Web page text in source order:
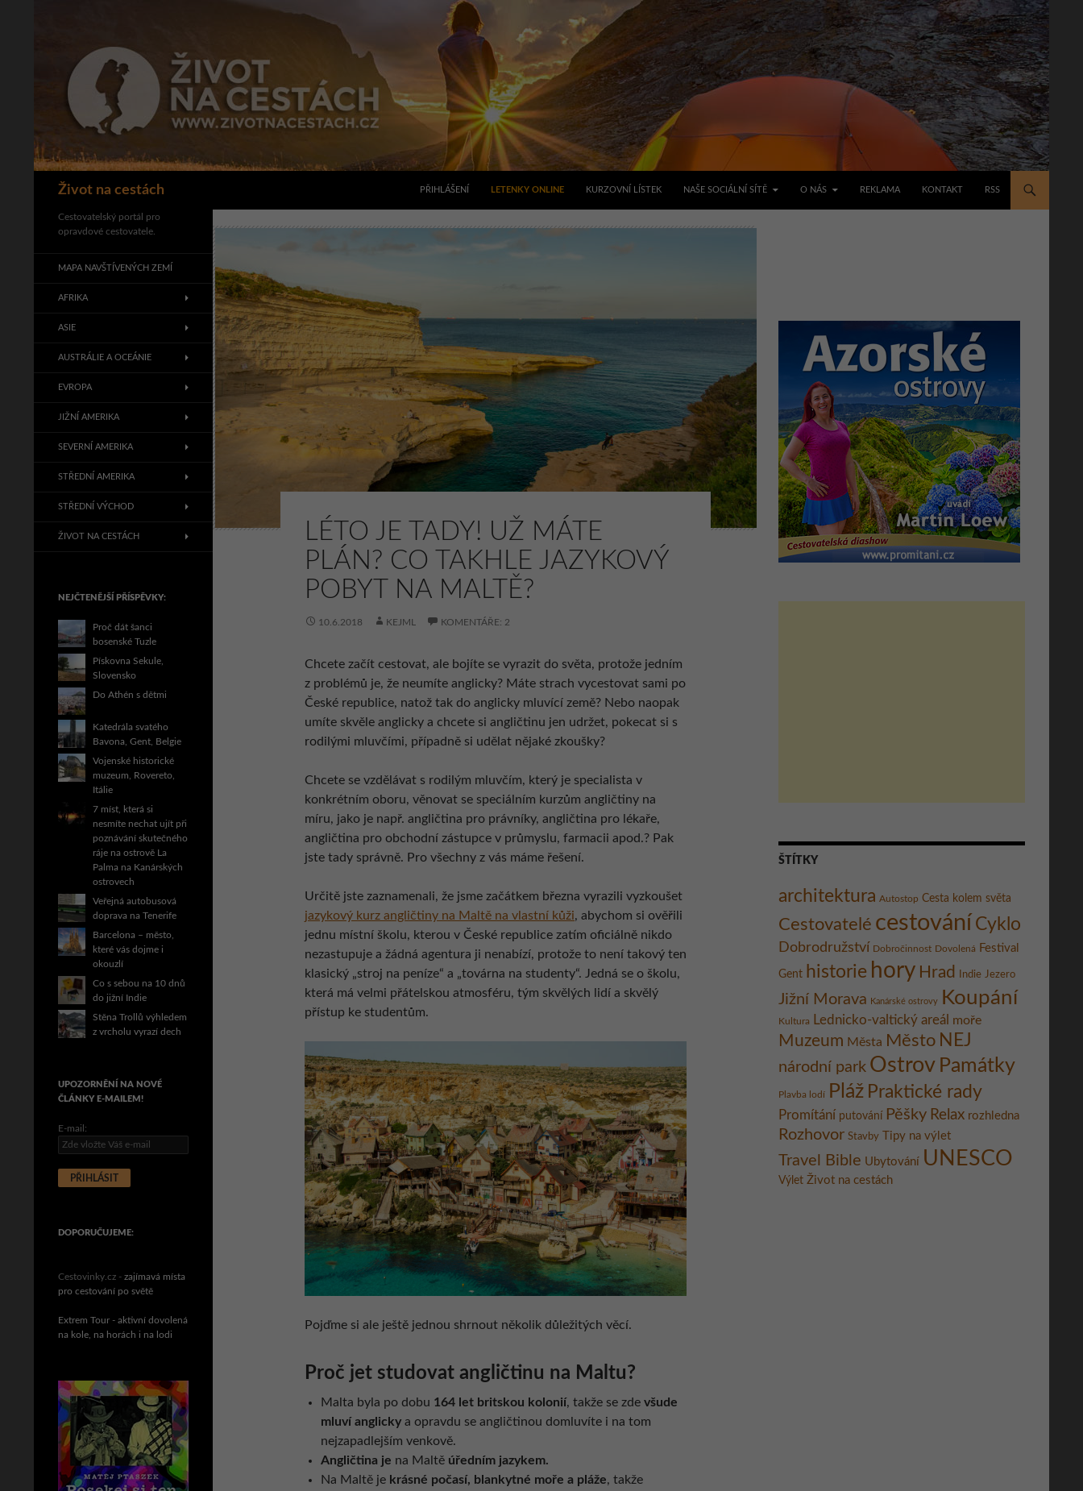
Život na cestách
Hledat
PŘIHLÁŠENÍ LETENKY ONLINE KURZOVNÍ LÍSTEK NAŠE SOCIÁLNÍ SÍTĚ O NÁS REKLAMA KONTAKT RSS
LÉTO JE TADY! UŽ MÁTE
PLÁN? CO TAKHLE JAZYKOVÝ
POBYT NA MALTĚ?
10.6.2018 KEJML KOMENTÁŘE: 2
Chcete začít cestovat, ale bojíte se vyrazit do světa, protože jedním
z problémů je, že neumíte anglicky? Máte strach vycestovat sami po
České republice, natož tak do anglicky mluvící země? Nebo naopak
umíte skvěle anglicky a chcete si angličtinu jen udržet, pokecat si s
rodilými mluvčími, případně si udělat nějaké zkoušky?
Chcete se vzdělávat s rodilým mluvčím, který je specialista v
konkrétním oboru, věnovat se speciálním kurzům angličtiny na
míru, jako je např. angličtina pro právníky, angličtina pro lékaře,
angličtina pro obchodní zástupce v průmyslu, farmacii apod.? Pak
jste tady správně. Pro všechny z vás máme řešení.
Určitě jste zaznamenali, že jsme začátkem března vyrazili vyzkoušet
jazykový kurz angličtiny na Maltě na vlastní kůži, abychom si ověřili
jednu místní školu, kterou v České republice zatím oficiálně nikdo
nezastupuje a žádná agentura ji nenabízí, protože to není takový ten
klasický „stroj na peníze“ a „továrna na studenty“. Jedná se o školu,
která má velmi přátelskou atmosféru, tým skvělých lidí a skvělý
přístup ke studentům.
Pojďme si ale ještě jednou shrnout několik důležitých věcí.
Proč jet studovat angličtinu na Maltu?
Malta byla po dobu 164 let britskou kolonií, takže se zde všude
mluví anglicky a opravdu se angličtinou domluvíte i na tom
nejzapadlejším venkově.
Angličtina je na Maltě úředním jazykem.
Na Maltě je krásné počasí, blankytné moře a pláže, takže
ŠTÍTKY
architektura Autostop Cesta kolem světa
Cestovatelé cestování Cyklo
Dobrodružství Dobročinnost Dovolená Festival
Gent historie hory Hrad Indie Jezero
Jižní Morava Kanárské ostrovy Koupání
Kultura Lednicko-valtický areál moře
Muzeum Města Město NEJ
národní park Ostrov Památky
Plavba lodí Pláž Praktické rady
Promítání putování Pěšky Relax rozhledna
Rozhovor Stavby Tipy na výlet
Travel Bible Ubytování UNESCO
Výlet Život na cestách
Cestovatelský portál pro
opravdové cestovatele.
MAPA NAVŠTÍVENÝCH ZEMÍ
AFRIKA
ASIE
AUSTRÁLIE A OCEÁNIE
EVROPA
JIŽNÍ AMERIKA
SEVERNÍ AMERIKA
STŘEDNÍ AMERIKA
STŘEDNÍ VÝCHOD
ŽIVOT NA CESTÁCH
NEJČTENĚJŠÍ PŘÍSPĚVKY:
Proč dát šanci
bosenské Tuzle
Pískovna Sekule,
Slovensko
Do Athén s dětmi
Katedrála svatého
Bavona, Gent, Belgie
Vojenské historické
muzeum, Rovereto,
Itálie
7 míst, která si
nesmíte nechat ujít při
poznávání skutečného
ráje na ostrově La
Palma na Kanárských
ostrovech
Veřejná autobusová
doprava na Tenerife
Barcelona – město,
které vás dojme i
okouzlí
Co s sebou na 10 dnů
do jižní Indie
Stěna Trollů výhledem
z vrcholu vyrazí dech
UPOZORNĚNÍ NA NOVÉ
ČLÁNKY E-MAILEM!
E-mail:
DOPORUČUJEME:
Cestovinky.cz - zajímavá místa
pro cestování po světě
Extrem Tour - aktivní dovolená
na kole, na horách i na lodi